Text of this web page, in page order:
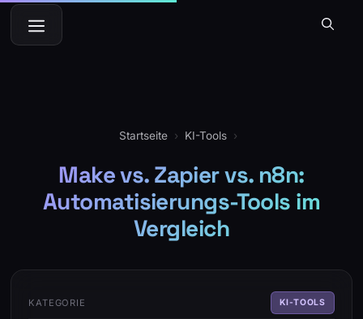
Zum
Inhalt
springen
Menü
Startseite › KI-Tools ›
Make vs. Zapier vs. n8n:
Automatisierungs-Tools im
Vergleich
KATEGORIE KI-TOOLS